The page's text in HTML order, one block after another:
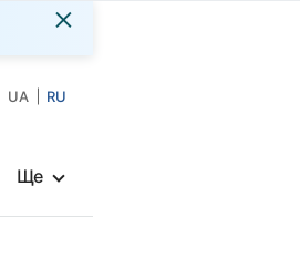
×
UA RU
Ще